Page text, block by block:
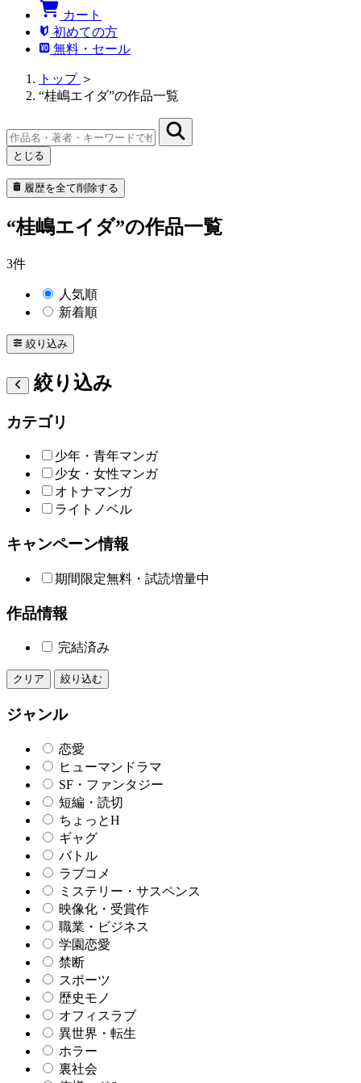
カート
初めての方
無料・セール
トップ ＞
“桂嶋エイダ”の作品一覧
とじる
履歴を全て削除する
“桂嶋エイダ”の作品一覧
3件
人気順
新着順
絞り込み
絞り込み
カテゴリ
少年・青年マンガ
少女・女性マンガ
オトナマンガ
ライトノベル
キャンペーン情報
期間限定無料・試読増量中
作品情報
完結済み
クリア 絞り込む
ジャンル
恋愛
ヒューマンドラマ
SF・ファンタジー
短編・読切
ちょっとH
ギャグ
バトル
ラブコメ
ミステリー・サスペンス
映像化・受賞作
職業・ビジネス
学園恋愛
禁断
スポーツ
歴史モノ
オフィスラブ
異世界・転生
ホラー
裏社会